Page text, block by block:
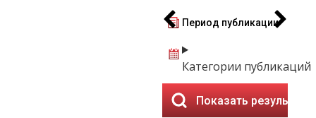
Период публикации
Категории публикаций
Показать результаты